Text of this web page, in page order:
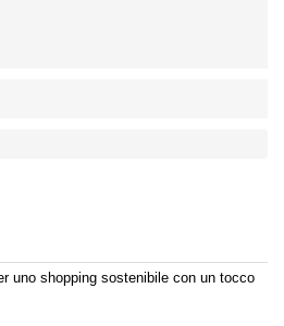
uno shopping sostenibile con un tocco